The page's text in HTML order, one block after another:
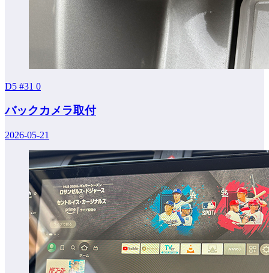
D5 #31 0
バックカメラ取付
2026-05-21